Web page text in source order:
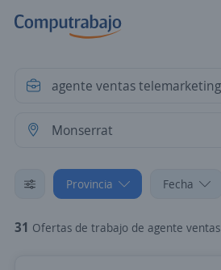
Provincia Fecha
31 Ofertas de trabajo de agente ventas telemarketing en Monserrat, Capital Federal